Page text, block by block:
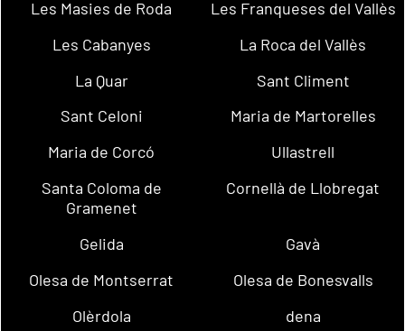
Les Masies de Roda
Les Franqueses del Vallès
Les Cabanyes
La Roca del Vallès
La Quar
Sant Climent
Sant Celoni
Maria de Martorelles
Maria de Corcó
Ullastrell
Santa Coloma de
Gramenet
Cornellà de Llobregat
Gelida
Gavà
Olesa de Montserrat
Olesa de Bonesvalls
Olèrdola
dena